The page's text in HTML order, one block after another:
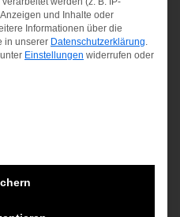
V6.0
ROLAND GARROS
und Inhalte oder
Informationen über die
in unserer Datenschutzerklärung
Einstellungen widerrufen oder
Gruppen, für die eine